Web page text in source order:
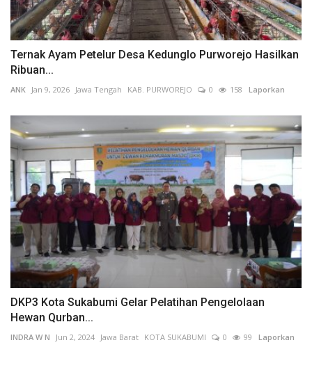
Ternak Ayam Petelur Desa Kedunglo Purworejo Hasilkan
Ribuan...
ANK Jan 9, 2026 Jawa Tengah KAB. PURWOREJO 0 158 Laporkan
DKP3 Kota Sukabumi Gelar Pelatihan Pengelolaan
Hewan Qurban...
INDRA W N Jun 2, 2024 Jawa Barat KOTA SUKABUMI 0 99 Laporkan